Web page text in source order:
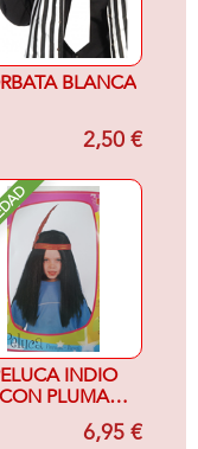
BLANCA
2,50 €
INDIO
CON PLUMA
INFANTIL6,95 €